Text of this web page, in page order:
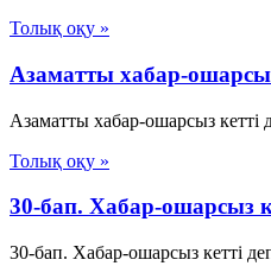
Толық оқу »
Азаматты хабар-
Азаматты хабар-ошарсыз
Толық оқу »
30-бап. Хабар-ошарсыз
30-бап. Хабар-ошарсыз кеттi